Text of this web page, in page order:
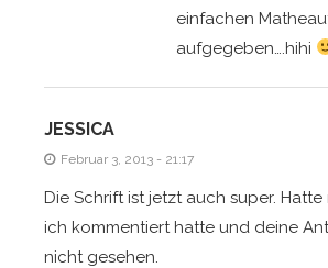
einfachen
aufgegeben….hihi
JESSICA
Februar 3, 2013 - 21:17
Die Schrift ist jetzt auch super.
ich kommentiert hatte und deine
nicht gesehen.